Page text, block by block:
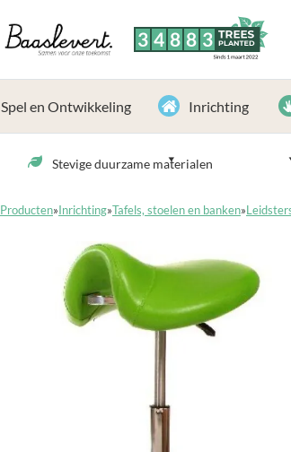
3 4 8 8 3 TREES
PLANTED
Sinds 1 maart 2022
Spel en Ontwikkeling Inrichting
Stevige duurzame materialen
Producten» Inrichting»Tafels, stoelen en banken»